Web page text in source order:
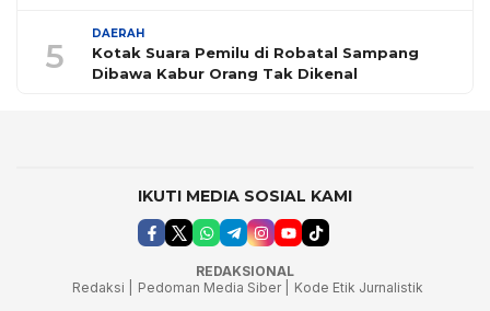
5
DAERAH
Kotak Suara Pemilu di Robatal Sampang
Dibawa Kabur Orang Tak Dikenal
IKUTI MEDIA SOSIAL KAMI
REDAKSIONAL
Redaksi |
Pedoman Media Siber |
Kode Etik Jurnalistik